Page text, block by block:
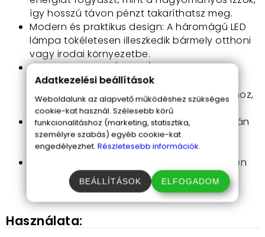
így hosszú távon pénzt takaríthatsz meg.
Modern és praktikus design: A háromágú LED
lámpa tökéletesen illeszkedik bármely otthoni
vagy irodai környezetbe.
Hideg fehér fény (6500K): A 6500K
színhőmérséklet tiszta, éles fényt biztosít,
amely ideális a munkavégzéshez, olvasáshoz,
vagy a tiszta világítás iránti igényekhez.
Hosszú élettartam: A lámpa akár 40.000 órán
át működhet, így hosszú távú befektetést
jelent.
E27 foglalat: Könnyen kompatibilis bármilyen
E27-es foglalattal, így egyszerűen
beszerelhető.
Használata:
Adatkezelési beállítások
Weboldalunk az alapvető működéshez szükséges
cookie-kat használ. Szélesebb körű
funkcionalitáshoz (marketing, statisztika,
személyre szabás) egyéb cookie-kat
engedélyezhet. Részletesebb információk.
BEÁLLÍTÁSOK ELFOGADOM